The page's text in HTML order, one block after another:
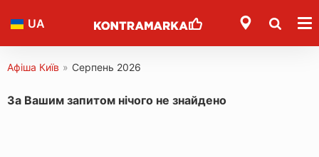
UA
Афіша Київ » Серпень 2026
За Вашим запитом нічого не знайдено